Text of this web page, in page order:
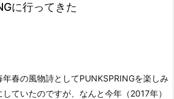
に行ってきた
年春の風物詩としてPUNKSPRINGを楽しみ
していたのですが、なんと今年（2017年）